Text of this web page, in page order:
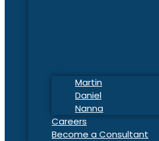
Martin
Daniel
Nanna
Careers
Become a Consultant